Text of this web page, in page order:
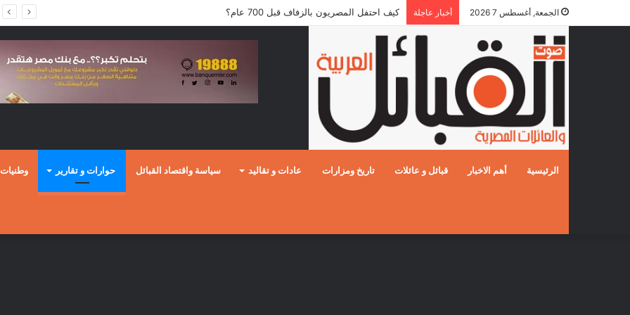
الجمعة, أغسطس 7 2026 أخبار عاجلة كيف احتفل المصريون بالزفاف قبل 700 عام؟
الرئيسية أهم الاخبار قبائل و عائلات تاريخ ومزارات عادات و تقاليد سياسة واقتصاد القبائل حوارات و تقارير وطنيات